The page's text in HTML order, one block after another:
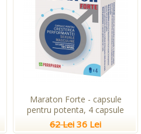
Maraton Forte - capsule
pentru potenta, 4 capsule
62 Lei 36 Lei